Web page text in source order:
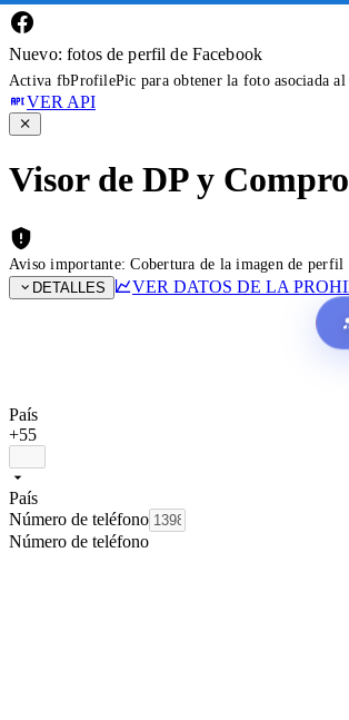
Nuevo: fotos de perfil de Facebook
Activa fbProfilePic para obtener la foto asociada al
VER API
Visor de DP y
Aviso importante: Cobertura de la imagen de perfil
DETALLES
VER DATOS DE LA
País
+55
País
Número de teléfono
Número de teléfono